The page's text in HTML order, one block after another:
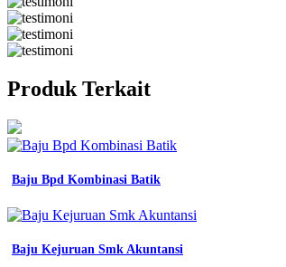
Produk Terkait
Baju Bpd Kombinasi Batik
Baju Kejuruan Smk Akuntansi